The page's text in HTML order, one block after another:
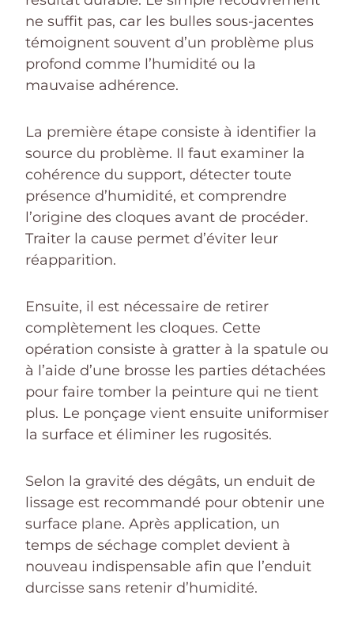
ne suffit pas, car les bulles sous-jacentes
témoignent souvent d’un problème plus
profond comme l’humidité ou la
mauvaise adhérence.
La première étape consiste à identifier la
source du problème. Il faut examiner la
cohérence du support, détecter toute
présence d’humidité, et comprendre
l’origine des cloques avant de procéder.
Traiter la cause permet d’éviter leur
réapparition.
Ensuite, il est nécessaire de retirer
complètement les cloques. Cette
opération consiste à gratter à la spatule ou
à l’aide d’une brosse les parties détachées
pour faire tomber la peinture qui ne tient
plus. Le ponçage vient ensuite uniformiser
la surface et éliminer les rugosités.
Selon la gravité des dégâts, un enduit de
lissage est recommandé pour obtenir une
surface plane. Après application, un
temps de séchage complet devient à
nouveau indispensable afin que l’enduit
durcisse sans retenir d’humidité.